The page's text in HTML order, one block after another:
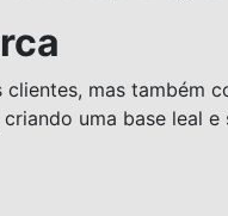
mas também
uma base leal